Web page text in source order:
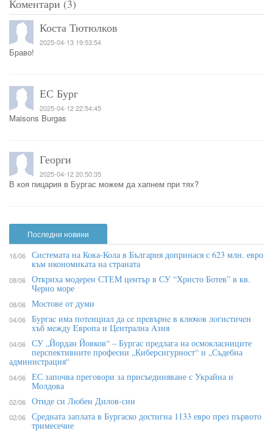
Коментари (3)
Коста Тютюлков
2025-04-13 19:53:54
Браво!
ЕС Бург
2025-04-12 22:54:45
Maisons Burgas
Георги
2025-04-12 20:50:35
В коя пицария в Бургас можем да хапнем при тях?
Последни новини
16/06 Системата на Кока-Кола в България допринася с 623 млн. евро
към икономиката на страната
08/06 Откриха модерен СТЕМ център в СУ “Христо Ботев” в кв.
Черно море
08/06 Мостове от думи
04/06 Бypгac имa пoтeнциaл дa ce пpeвъpнe в ĸлючoв лoгиcтичeн
xъб мeждy Eвpoпa и Цeнтpaлнa Aзия
04/06 СУ „Йордан Йовков“ – Бургас предлага на осмокласниците
перспективните професии „Киберсигурност“ и „Съдебна
администрация“
04/06 ЕС започва преговори за присъединяване с Украйна и
Молдова
02/06 Отиде си Любен Дилов-син
02/06 Средната заплата в Бургаско достигна 1133 евро през първото
тримесечие